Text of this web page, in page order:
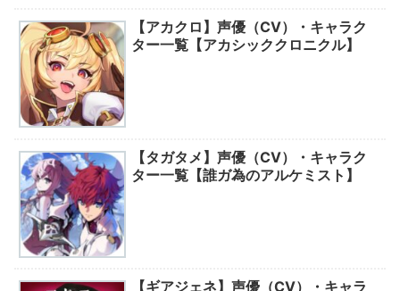
【アカクロ】声優（CV）・キャラク
ター一覧【アカシッククロニクル】
【タガタメ】声優（CV）・キャラク
ター一覧【誰ガ為のアルケミスト】
【ギアジェネ】声優（CV）・キャラ